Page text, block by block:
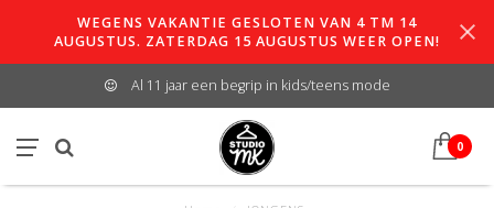
WEGENS VAKANTIE GESLOTEN VAN 4 TM 14
AUGUSTUS. ZATERDAG 15 AUGUSTUS WEER OPEN!
Al 11 jaar een begrip in kids/teens mode
0